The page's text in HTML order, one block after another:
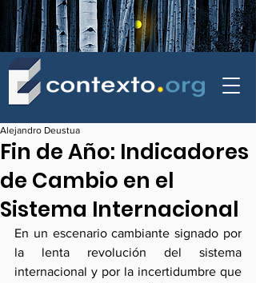
Fin de Año: Indicadores
de Cambio en el
Sistema Internacional
Alejandro Deustua
En un escenario cambiante signado por
la lenta revolución del sistema
internacional y por la incertidumbre que